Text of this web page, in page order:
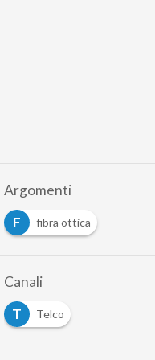
Argomenti
F
fibra ottica
Canali
T
Telco